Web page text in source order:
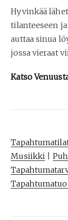
Hyvinkää
tilanteeseen
auttaa sinua
jossa vieraat
Katso
Musiikki